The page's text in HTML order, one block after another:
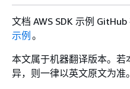
文档 AWS SDK 示例
示例 。
本文属于机器翻译版本。
异，则一律以英文原文为准。